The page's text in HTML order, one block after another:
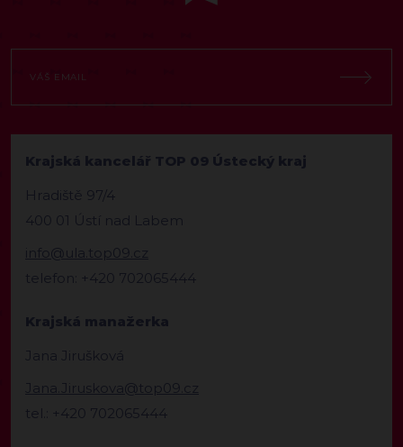
Krajská kancelář TOP 09 Ústecký kraj
Hradiště 97/4
400 01 Ústí nad Labem
info@ula.top09.cz
telefon: +420 702065444
Krajská manažerka
Jana Jirušková
Jana.Jiruskova@top09.cz
tel.: +420 702065444